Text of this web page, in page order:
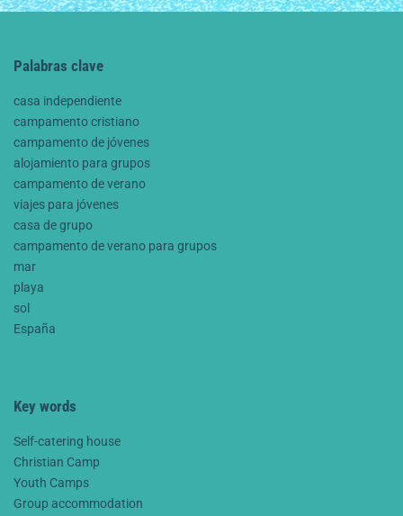
Palabras clave
casa independiente
campamento cristiano
campamento de jóvenes
alojamiento para grupos
campamento de verano
viajes para jóvenes
casa de grupo
campamento de verano para grupos
mar
playa
sol
España
Key words
Self-catering house
Christian Camp
Youth Camps
Group accommodation